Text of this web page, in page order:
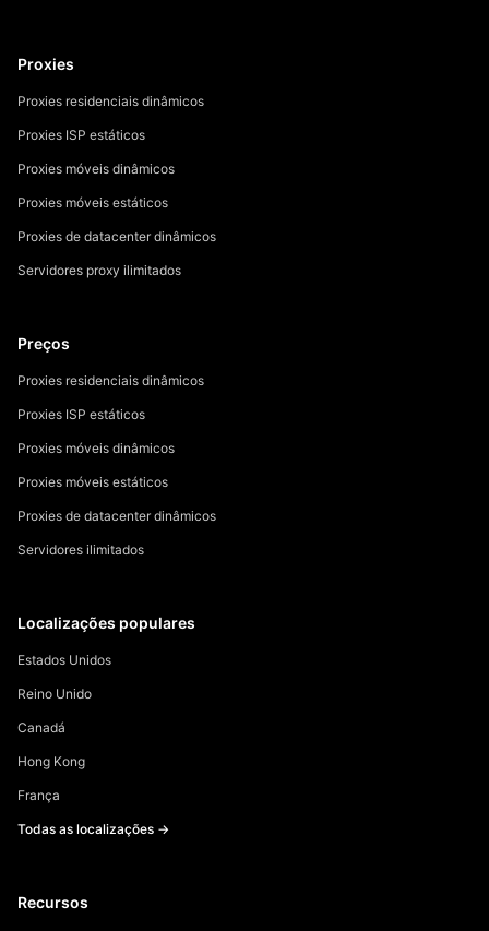
Proxies
Proxies residenciais dinâmicos
Proxies ISP estáticos
Proxies móveis dinâmicos
Proxies móveis estáticos
Proxies de datacenter dinâmicos
Servidores proxy ilimitados
Preços
Proxies residenciais dinâmicos
Proxies ISP estáticos
Proxies móveis dinâmicos
Proxies móveis estáticos
Proxies de datacenter dinâmicos
Servidores ilimitados
Localizações populares
Estados Unidos
Reino Unido
Canadá
Hong Kong
França
Todas as localizações →
Recursos